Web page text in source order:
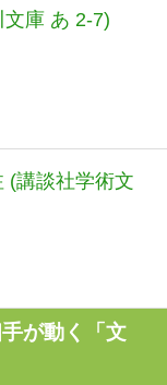
庫 あ 2-7)
(講談社学術文
が動く「文